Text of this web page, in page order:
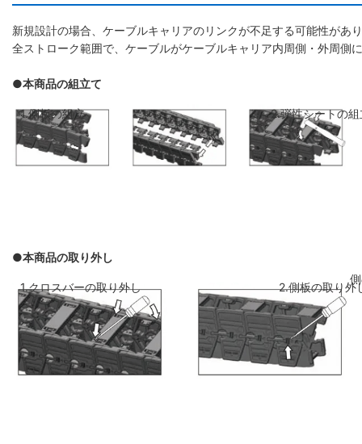
新規設計の場合、ケーブルキャリアのリンクが不足する可能性が
全ストローク範囲で、ケーブルがケーブルキャリア内周側・外周側
●本商品の組立て
1.側板の組立 2.弾性シートの組
側板のリンクを斜めに前のリンクに差し
込み、はめ込みます
弾性シートを両
ください
●本商品の取り外し
1.クロスバーの取り外し 2.側板の取り外